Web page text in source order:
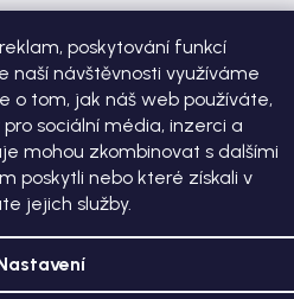
poskytování funkcí
naší návštěvnosti využíváme
o tom, jak náš web používáte,
sociální média, inzerci a
mohou zkombinovat s dalšími
poskytli nebo které získali v
jejich služby.